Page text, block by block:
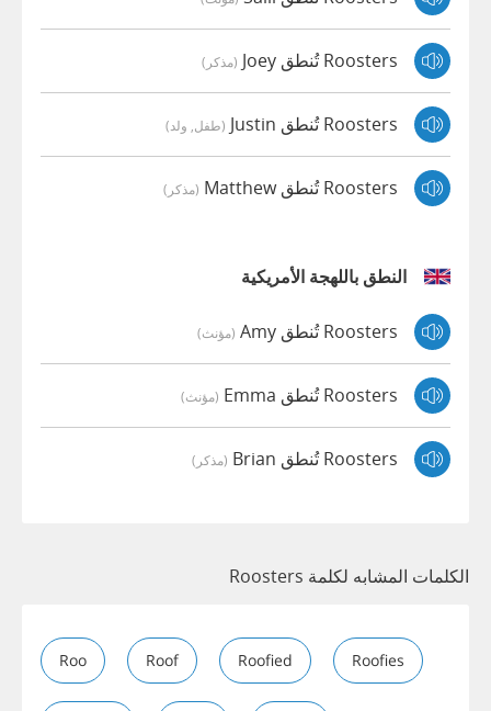
Roosters تُنطق Joey (مذكر)
Roosters تُنطق Justin (طفل, ولد)
Roosters تُنطق Matthew (مذكر)
النطق باللهجة الأمريكية
Roosters تُنطق Amy (مؤنث)
Roosters تُنطق Emma (مؤنث)
Roosters تُنطق Brian (مذكر)
الكلمات المشابه لكلمة Roosters
Roo Roof Roofied Roofies